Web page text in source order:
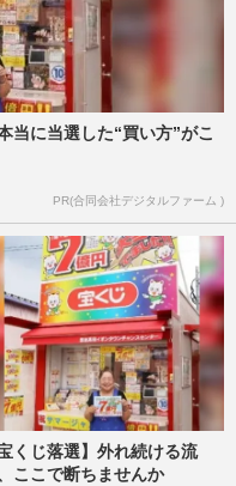
当に当選した“買い方”がこ
PR(合同会社デジタルファーム )
宝くじ落選】外れ続ける流
ここで断ちませんか